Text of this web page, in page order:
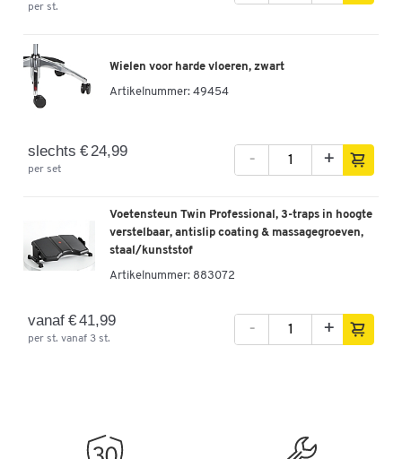
per st.
Wielen voor harde vloeren, zwart
Artikelnummer: 49454
slechts € 24,99
per set
- +
Voetensteun Twin Professional, 3-traps in hoogte
verstelbaar, antislip coating & massagegroeven,
staal/kunststof
Artikelnummer: 883072
vanaf € 41,99
per st. vanaf 3 st.
- +